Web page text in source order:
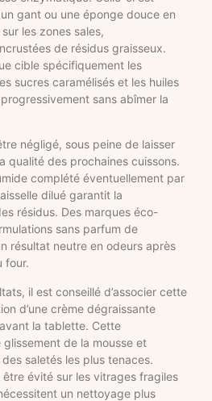
gant ou une éponge douce en
les zones sales,
de résidus graisseux.
cible spécifiquement les
sucres caramélisés et les huiles
sans abîmer la
négligé, sous peine de laisser
qualité des prochaines cuissons.
complété éventuellement par
dilué garantit la
résidus. Des marques éco-
sans parfum de
résultat neutre en odeurs après
four.
il est conseillé d’associer cette
d’une crème dégraissante
la tablette. Cette
de la mousse et
saletés les plus tenaces.
évité sur les vitrages fragiles
un nettoyage plus